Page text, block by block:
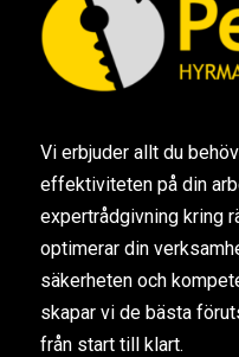
Vi erbjuder allt du
effektiviteten på din
expertrådgivning kring
optimerar din
säkerheten och
skapar vi de bästa
från start till klart.